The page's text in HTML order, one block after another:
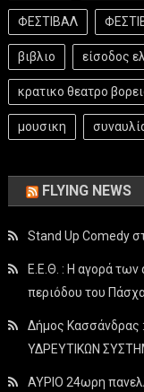
ΦΕΣΤΙΒΑΛ
βιβλιο είσοδος
κρατικο θεατρο
μουσικη
FLYING NEWS
Stand Up Comedy
Ε.Ε.Θ. : Η αγορά των
περιόδου του
Δήμος
ΥΔΡΕΥΤΙΚΩΝ
ΑΥΡΙΟ 24ωρη